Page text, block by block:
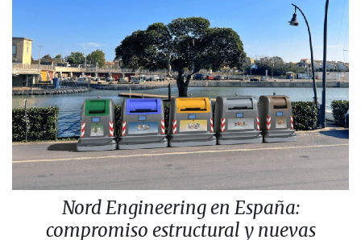
Nord Engineering en España:
compromiso estructural y nuevas